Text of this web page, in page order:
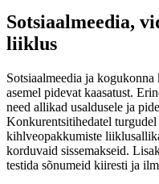
Sotsiaalmeedia,
liiklus
Sotsiaalmeedia ja
asemel pidevat kaasatust.
need allikad usaldusele ja
Konkurentsitihedatel
kihlveopakkumiste
korduvaid sissemakseid.
testida sõnumeid kiiresti ja